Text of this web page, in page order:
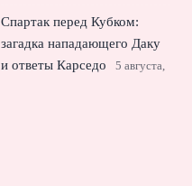
Спартак перед Кубком:
загадка нападающего Даку
и ответы Карседо
5 августа,